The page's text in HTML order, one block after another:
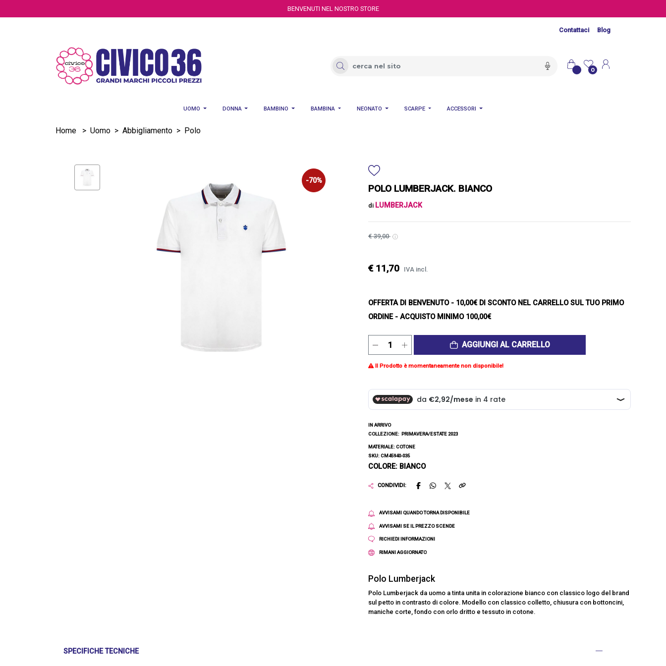
BENVENUTI NEL NOSTRO STORE
Contattaci Blog
0
UOMO DONNA BAMBINO BAMBINA NEONATO SCARPE ACCESSORI
Home > Uomo > Abbigliamento > Polo
-70%
POLO LUMBERJACK. BIANCO
di LUMBERJACK
€ 39,00
€ 11,70 IVA incl.
OFFERTA DI BENVENUTO- 10,00€ DI SCONTO NEL CARRELLO SUL TUO PRIMO
ORDINE - ACQUISTO MINIMO 100,00€
AGGIUNGI AL CARRELLO
Il Prodotto è momentaneamente non disponibile!
IN ARRIVO
COLLEZIONE: PRIMAVERA/ESTATE 2023
MATERIALE: COTONE
SKU: CM45940-035
COLORE: BIANCO
CONDIVIDI:
AVVISAMI QUANDO TORNA DISPONIBILE
AVVISAMI SE IL PREZZO SCENDE
RICHIEDI INFORMAZIONI
RIMANI AGGIORNATO
Polo Lumberjack
Polo Lumberjack da uomo a tinta unita in colorazione bianco con classico logo del brand
sul petto in contrasto di colore. Modello con classico colletto, chiusura con bottoncini,
maniche corte, fondo con orlo dritto e tessuto in cotone.
SPECIFICHE TECNICHE